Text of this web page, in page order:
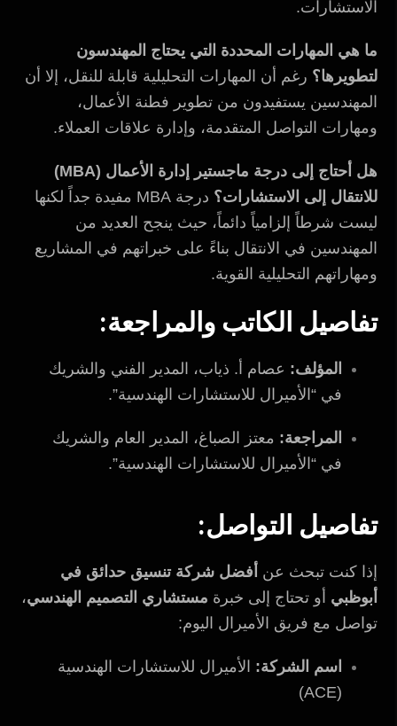
الاستشارات.
ما هي المهارات المحددة التي يحتاج المهندسون
لتطويرها؟ رغم أن المهارات التحليلية قابلة للنقل، إلا أن
المهندسين يستفيدون من تطوير فطنة الأعمال،
ومهارات التواصل المتقدمة، وإدارة علاقات العملاء.
هل أحتاج إلى درجة ماجستير إدارة الأعمال (MBA)
للانتقال إلى الاستشارات؟
درجة MBA مفيدة جداً لكنها
ليست شرطاً إلزامياً دائماً، حيث ينجح العديد من
المهندسين في الانتقال بناءً على خبراتهم في المشاريع
ومهاراتهم التحليلية القوية.
تفاصيل الكاتب والمراجعة:
المؤلف: عصام أ. ذياب، المدير الفني والشريك
في “الأميرال للاستشارات الهندسية”.
المراجعة: معتز الصباغ، المدير العام والشريك
في “الأميرال للاستشارات الهندسية”.
تفاصيل التواصل:
إذا كنت تبحث عن أفضل شركة تنسيق حدائق في
أبوظبي أو تحتاج إلى خبرة مستشاري التصميم الهندسي،
تواصل مع فريق الأميرال اليوم:
اسم الشركة: الأميرال للاستشارات الهندسية
(ACE)